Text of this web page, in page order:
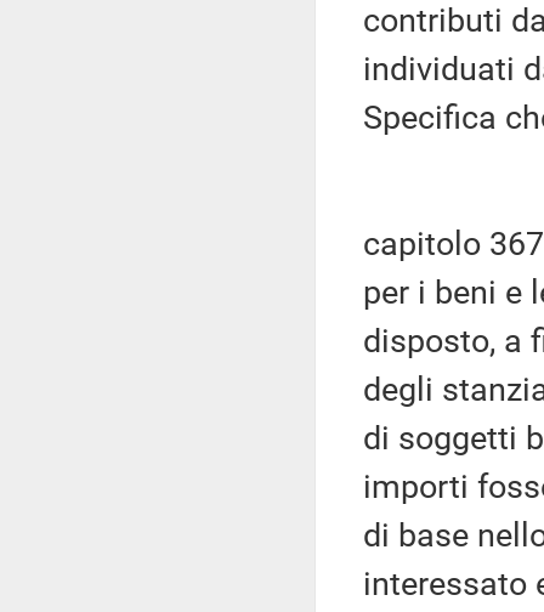
contributi
individuati
Specifica
capitolo
per i beni e
disposto, a
degli
di soggetti
importi
di base
interessato